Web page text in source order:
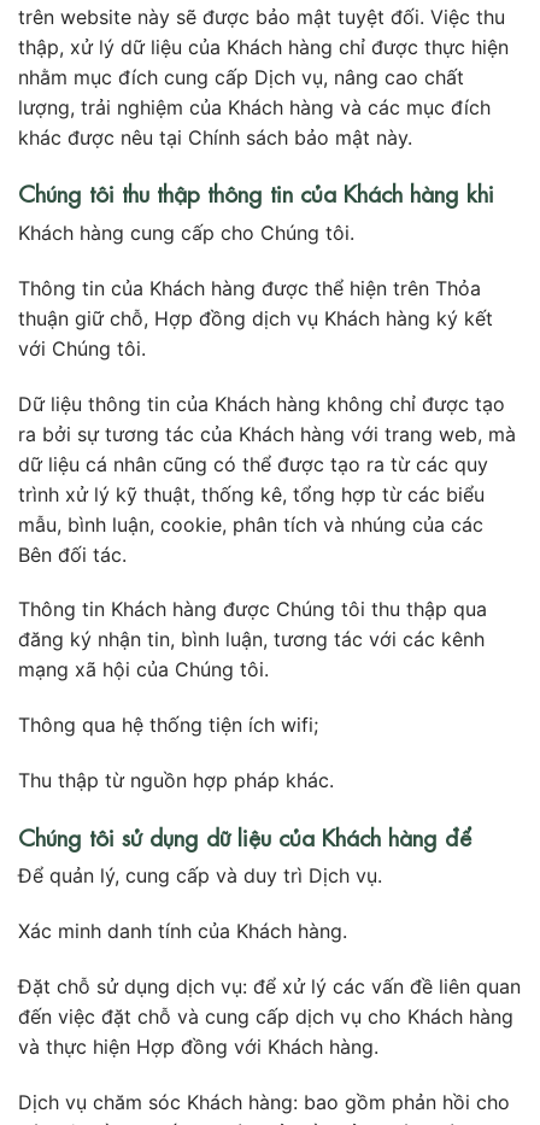
trên website này sẽ được bảo mật tuyệt đối. Việc thu
thập, xử lý dữ liệu của Khách hàng chỉ được thực hiện
nhằm mục đích cung cấp Dịch vụ, nâng cao chất
lượng, trải nghiệm của Khách hàng và các mục đích
khác được nêu tại Chính sách bảo mật này.
Chúng tôi thu thập thông tin của Khách hàng khi
Khách hàng cung cấp cho Chúng tôi.
Thông tin của Khách hàng được thể hiện trên Thỏa
thuận giữ chỗ, Hợp đồng dịch vụ Khách hàng ký kết
với Chúng tôi.
Dữ liệu thông tin của Khách hàng không chỉ được tạo
ra bởi sự tương tác của Khách hàng với trang web, mà
dữ liệu cá nhân cũng có thể được tạo ra từ các quy
trình xử lý kỹ thuật, thống kê, tổng hợp từ các biểu
mẫu, bình luận, cookie, phân tích và nhúng của các
Bên đối tác.
Thông tin Khách hàng được Chúng tôi thu thập qua
đăng ký nhận tin, bình luận, tương tác với các kênh
mạng xã hội của Chúng tôi.
Thông qua hệ thống tiện ích wifi;
Thu thập từ nguồn hợp pháp khác.
Chúng tôi sử dụng dữ liệu của Khách hàng để
Để quản lý, cung cấp và duy trì Dịch vụ.
Xác minh danh tính của Khách hàng.
Đặt chỗ sử dụng dịch vụ: để xử lý các vấn đề liên quan
đến việc đặt chỗ và cung cấp dịch vụ cho Khách hàng
và thực hiện Hợp đồng với Khách hàng.
Dịch vụ chăm sóc Khách hàng: bao gồm phản hồi cho